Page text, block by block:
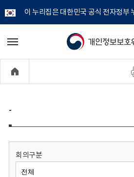
이 누리집은 대한민국 공식 전자정부
개
정
보
메
기
-
회의구분